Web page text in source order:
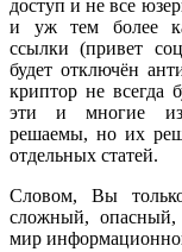
доступ и не все
и уж тем более
ссылки (привет
будет отключён
криптор не всегда
эти и многие из
решаемы, но их
отдельных статей.
Словом, Вы
сложный, опасный,
мир